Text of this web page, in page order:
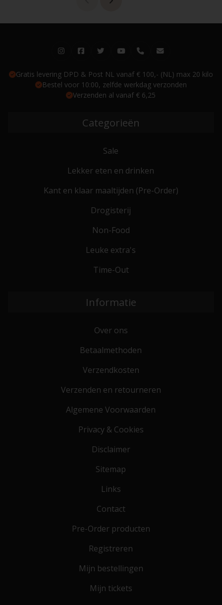
Gratis levering DPD & Post NL vanaf € 100,- (NL) max 20 kilo
Bestel voor 10:00, zelfde werkdag verzonden
Verzenden al vanaf € 6,25
Categorieën
Sale
Lekker eten en drinken
Kant en klaar maaltijden (Pre-Order)
Drogisterij
Non-Food
Leuke extra's
Time-Out
Informatie
Over ons
Betaalmethoden
Verzendkosten
Verzenden en retourneren
Algemene Voorwaarden
Privacy & Cookies
Disclaimer
Sitemap
Links
Contact
Pre-Order producten
Registreren
Mijn bestellingen
Mijn tickets